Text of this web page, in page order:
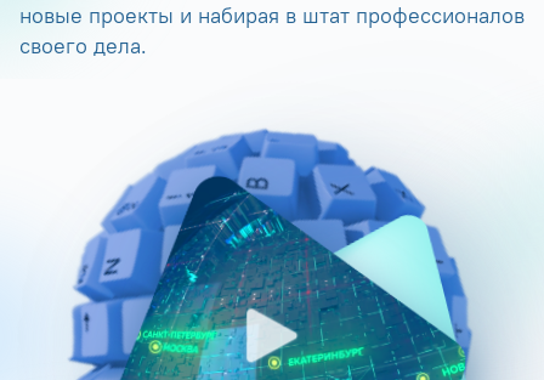
новые проекты и набирая в штат профессионалов
своего дела.